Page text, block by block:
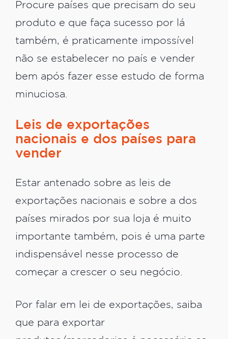
Procure países que precisam do seu
produto e que faça sucesso por lá
também, é praticamente impossível
não se estabelecer no país e vender
bem após fazer esse estudo de forma
minuciosa.
Leis de exportações
nacionais e dos países para
vender
Estar antenado sobre as leis de
exportações nacionais e sobre a dos
países mirados por sua loja é muito
importante também, pois é uma parte
indispensável nesse processo de
começar a crescer o seu negócio.
Por falar em lei de exportações, saiba
que para exportar